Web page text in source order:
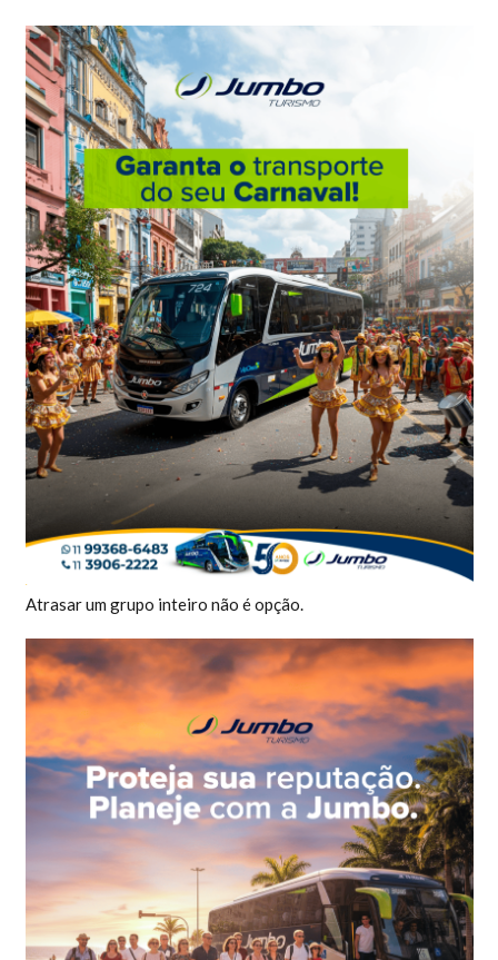
Atrasar um grupo inteiro não é opção.